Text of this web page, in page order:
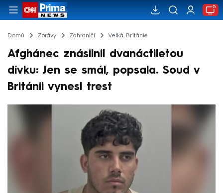
Domů Zprávy Zahraničí Velká Británie
Afghánec znásilnil dvanáctiletou
dívku: Jen se smál, popsala. Soud v
Británii vynesl trest